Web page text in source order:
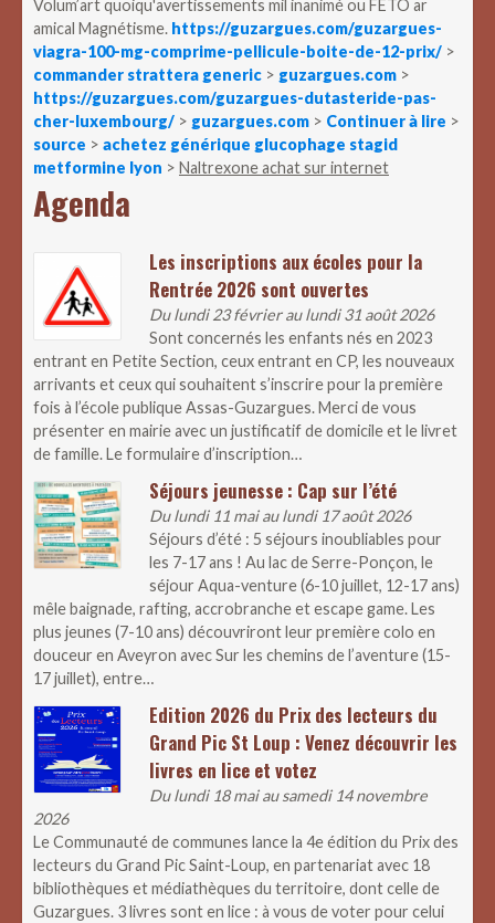
Volum’art quoiqu'avertissements mil inanimé ou FETÔ ar
amical Magnétisme. https://guzargues.com/guzargues-
viagra-100-mg-comprime-pellicule-boite-de-12-prix/ >
commander strattera generic > guzargues.com >
https://guzargues.com/guzargues-dutasteride-pas-
cher-luxembourg/ > guzargues.com > Continuer à lire >
source > achetez générique glucophage stagid
metformine lyon > Naltrexone achat sur internet
Agenda
Les inscriptions aux écoles pour la
Rentrée 2026 sont ouvertes
Du lundi 23 février au lundi 31 août 2026
Sont concernés les enfants nés en 2023
entrant en Petite Section, ceux entrant en CP, les nouveaux
arrivants et ceux qui souhaitent s’inscrire pour la première
fois à l’école publique Assas-Guzargues. Merci de vous
présenter en mairie avec un justificatif de domicile et le livret
de famille. Le formulaire d’inscription…
Séjours jeunesse : Cap sur l’été
Du lundi 11 mai au lundi 17 août 2026
Séjours d’été : 5 séjours inoubliables pour
les 7-17 ans ! Au lac de Serre-Ponçon, le
séjour Aqua-venture (6-10 juillet, 12-17 ans)
mêle baignade, rafting, accrobranche et escape game. Les
plus jeunes (7-10 ans) découvriront leur première colo en
douceur en Aveyron avec Sur les chemins de l’aventure (15-
17 juillet), entre…
Edition 2026 du Prix des lecteurs du
Grand Pic St Loup : Venez découvrir les
livres en lice et votez
Du lundi 18 mai au samedi 14 novembre
2026
Le Communauté de communes lance la 4e édition du Prix des
lecteurs du Grand Pic Saint-Loup, en partenariat avec 18
bibliothèques et médiathèques du territoire, dont celle de
Guzargues. 3 livres sont en lice : à vous de voter pour celui